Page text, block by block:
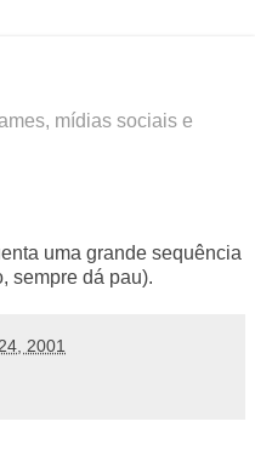
mídias sociais e
uma grande sequência
sempre dá pau).
2001